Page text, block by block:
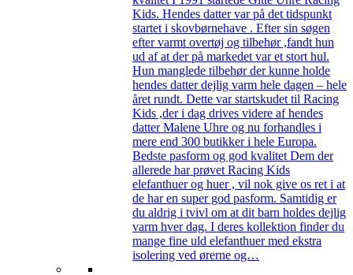
Kids. Hendes datter var på det tidspunkt
startet i skovbørnehave . Efter sin søgen
efter varmt overtøj og tilbehør ,fandt hun
ud af at der på markedet var et stort hul.
Hun manglede tilbehør der kunne holde
hendes datter dejlig varm hele dagen – hele
året rundt. Dette var startskudet til Racing
Kids ,der i dag drives videre af hendes
datter Malene Uhre og nu forhandles i
mere end 300 butikker i hele Europa.
Bedste pasform og god kvalitet Dem der
allerede har prøvet Racing Kids
elefanthuer og huer , vil nok give os ret i at
de har en super god pasform. Samtidig er
du aldrig i tvivl om at dit barn holdes dejlig
varm hver dag. I deres kollektion finder du
mange fine uld elefanthuer med ekstra
isolering ved ørerne og…